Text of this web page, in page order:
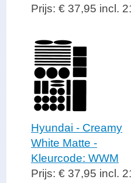
Prijs: € 37,95 incl.
Hyundai - Creamy
White Matte -
Kleurcode: WWM
Prijs: € 37,95 incl.